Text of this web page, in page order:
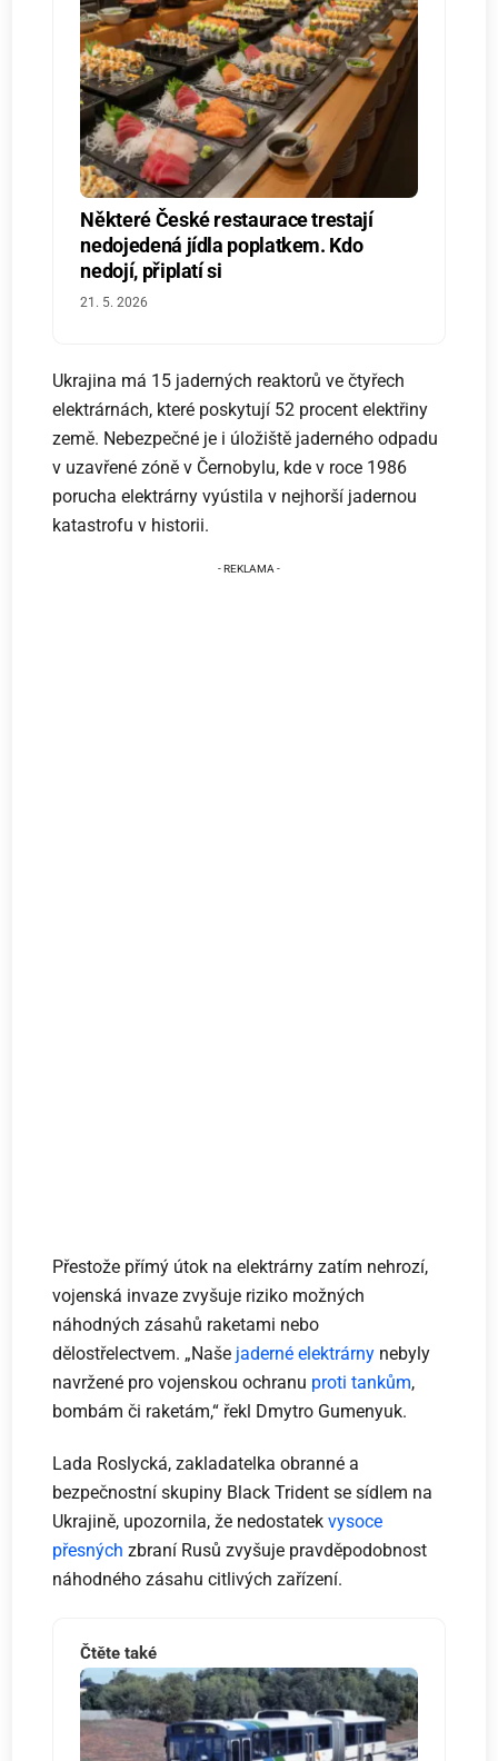
Některé České restaurace trestají
nedojedená jídla poplatkem. Kdo
nedojí, připlatí si
21. 5. 2026
Ukrajina má 15 jaderných reaktorů ve čtyřech
elektrárnách, které poskytují 52 procent elektřiny
země. Nebezpečné je i úložiště jaderného odpadu
v uzavřené zóně v Černobylu, kde v roce 1986
porucha elektrárny vyústila v nejhorší jadernou
katastrofu v historii.
Přestože přímý útok na elektrárny zatím nehrozí,
vojenská invaze zvyšuje riziko možných
náhodných zásahů raketami nebo
dělostřelectvem. „Naše jaderné elektrárny nebyly
navržené pro vojenskou ochranu proti tankům,
bombám či raketám,“ řekl Dmytro Gumenyuk.
Lada Roslycká, zakladatelka obranné a
bezpečnostní skupiny Black Trident se sídlem na
Ukrajině, upozornila, že nedostatekvysoce
přesných zbraní Rusů zvyšuje pravděpodobnost
náhodného zásahu citlivých zařízení.
Čtěte také